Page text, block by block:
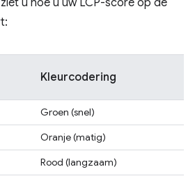
Kleurcodering
Groen (snel)
Oranje (matig)
Rood (langzaam)